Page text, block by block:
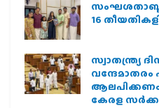
16
സ്വാതന്ത്ര്യ
കേരള